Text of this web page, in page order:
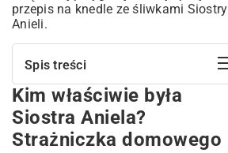
przepis na knedle ze śliwkami Siostry
Anieli.
Spis treści
Kim właściwie była Siostra Aniela?
Strażniczka domowego ogniska
Skarby z babcinej spiżarni – składniki
Jak powstaje idealne ciasto? Moje
Kim właściwie była
Siostra Aniela?
Strażniczka domowego